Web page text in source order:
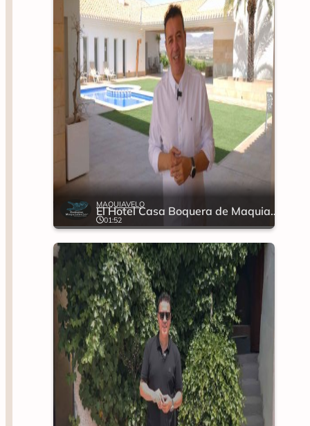
MAQUIAVELO
El Hotel Casa Boquera de Maquiavelo
01:52